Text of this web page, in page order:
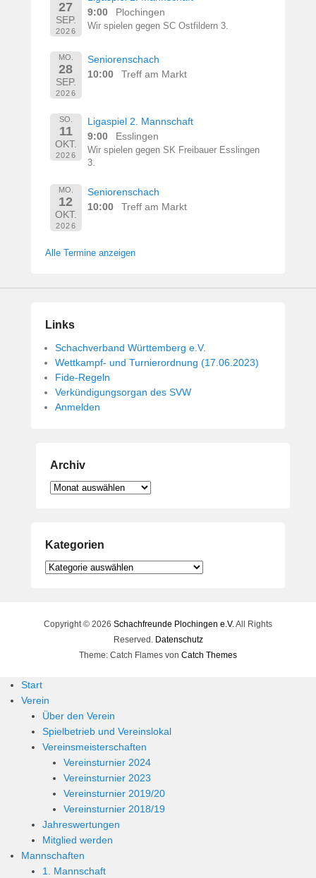
27
SEP.
2026
9:00
Plochingen
Wir spielen gegen SC Ostfildern 3.
MO.
28
SEP.
2026
Seniorenschach
10:00
Treff am Markt
SO.
11
OKT.
2026
Ligaspiel 2. Mannschaft
9:00
Esslingen
Wir spielen gegen SK Freibauer Esslingen
3.
MO.
12
OKT.
2026
Seniorenschach
10:00
Treff am Markt
Alle Termine anzeigen
Links
Schachverband Württemberg e.V.
Wettkampf- und Turnierordnung (17.06.2023)
Fide-Regeln
Verkündigungsorgan des SVW
Anmelden
Archiv
Archiv
Kategorien
Kategorien
Copyright © 2026 Schachfreunde Plochingen e.V. All Rights
Reserved. Datenschutz
Theme: Catch Flames von Catch Themes
Start
Verein
Über den Verein
Spielbetrieb und Vereinslokal
Vereinsmeisterschaften
Vereinsturnier 2024
Vereinsturnier 2023
Vereinsturnier 2019/20
Vereinsturnier 2018/19
Jahreswertungen
Mitglied werden
Mannschaften
1. Mannschaft